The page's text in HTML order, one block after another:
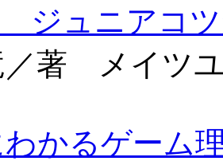
ジュニアコ
／著 メイツ
わかるゲー